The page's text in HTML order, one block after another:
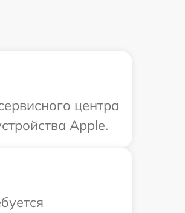
центра
Apple.